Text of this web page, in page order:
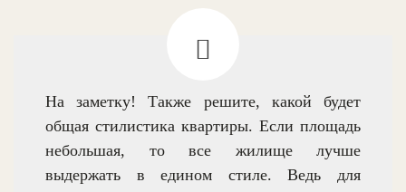
На заметку! Также решите, какой будет
общая стилистика квартиры. Если площадь
небольшая, то все жилище лучше
выдержать в едином стиле. Ведь для